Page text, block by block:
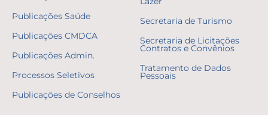
Publicações Saúde
Publicações CMDCA
Publicações Admin.
Processos Seletivos
Publicações de Conselhos
Secretaria de Turismo
Secretaria de Licitações
Contratos e Convênios
Tratamento de Dados
Pessoais